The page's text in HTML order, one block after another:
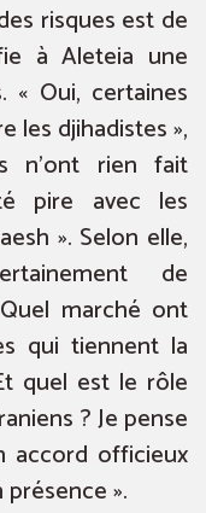
risques est de
à Aleteia une
« Oui, certaines
les djihadistes »,
n’ont rien fait
pire avec les
». Selon elle,
de
marché ont
qui tiennent la
quel est le rôle
? Je pense
accord officieux
».